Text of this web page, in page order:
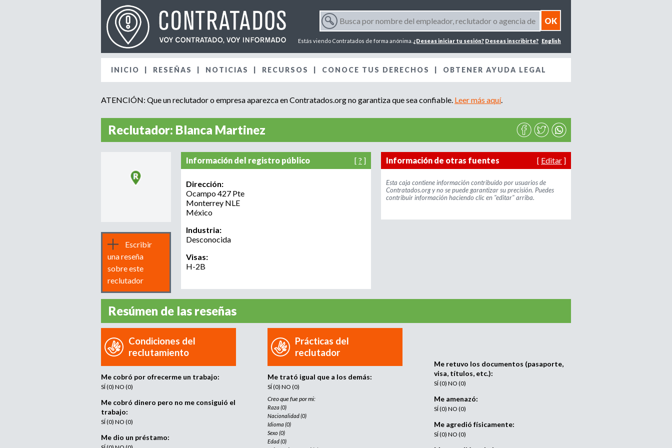
F
o
r
m
l
e
b
u
s
q
u
e
B
u
a
p
o
n
d
r
,
e
l
u
t
a
English
Estás viendo Contratados de forma anónima. ¿Deseas iniciar tu sesión? Deseas inscribirte?
INICIO RESEÑAS NOTICIAS RECURSOS CONOCE TUS DERECHOS OBTENER AYUDA LEGAL
ATENCIÓN: Que un reclutador o empresa aparezca en Contratados.org no garantiza que sea confiable. Leer más aquí.
Reclutador: Blanca Martinez
Escribir
una reseña
sobre este
reclutador
Información del registro público [ ? ]
Dirección:
Ocampo 427 Pte
Monterrey NLE
México
Industria:
Desconocida
Visas:
H-2B
Información de otras fuentes [ Editar ]
Esta caja contiene información contribuido por usuarios de
Contratados.org y no se puede garantizar su precisión. Puedes
contribuir información haciendo clic en "editar" arriba.
Resúmen de las reseñas
Condiciones del
reclutamiento
Me cobró por ofrecerme un trabajo:
SÍ (0) NO (0)
Me cobró dinero pero no me consiguió el
trabajo:
SÍ (0) NO (0)
Me dio un préstamo:
Prácticas del
reclutador
Me trató igual que a los demás:
SÍ (0) NO (0)
Creo que fue por mi:
Raza (0)
Nacionalidad (0)
Idioma (0)
Sexo (0)
Edad (0)
Me retuvo los documentos (pasaporte,
visa, títulos, etc.):
SÍ (0) NO (0)
Me amenazó:
SÍ (0) NO (0)
Me agredió físicamente:
SÍ (0) NO (0)